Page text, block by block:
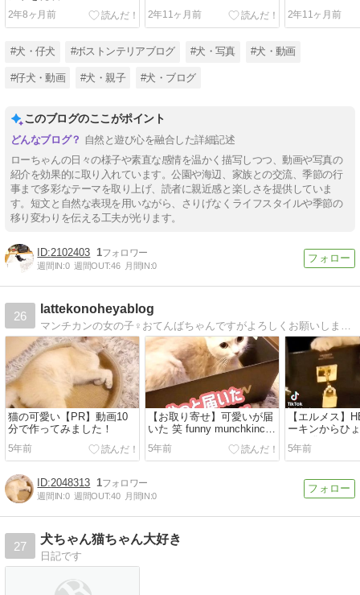
2年8ヶ月前
2年11ヶ月前
2年11ヶ月前
#犬・仔犬 #ボストンテリアブログ #犬・写真 #犬・動画
#仔犬・動画 #犬・親子 #犬・ブログ
このブログのここがポイント
自然と遊び心を融合した詳細記述
ローちゃんの日々の様子や素直な感情を温かく描写しつつ、動画や写真の
紹介を効果的に取り入れています。公園や海辺、家族との交流、季節の行
事まで多彩なテーマを取り上げ、読者に親近感と楽しさを提供していま
す。短文と自然な表現を用いながら、さりげなくライフスタイルや季節の
移り変わりを伝える工夫が光ります。
2102403 1
週間IN:0 週間OUT:46 月間IN:0
26
lattekonoheyablog
猫の可愛い【PR】動画10
分で作ってみました！
5年前
【お取り寄せ】可愛いが届
いた 笑 funny munchkincat
5年前
【エルメス】
ーキンからひ
する猫は、こ
munchkin cat !
5年前
2048313 1
週間IN:0 週間OUT:40 月間IN:0
27
犬ちゃん猫ちゃん大好き
日記です